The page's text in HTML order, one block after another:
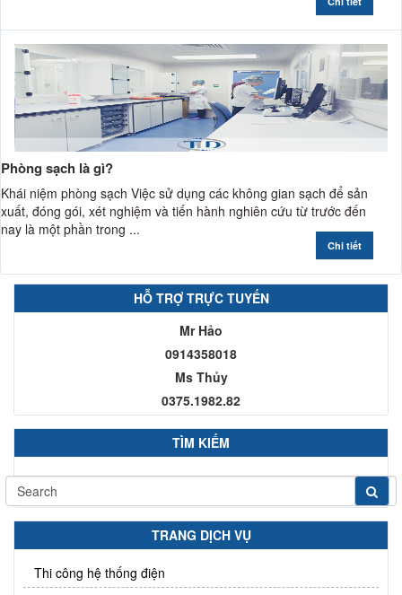
Phòng sạch là gì?
Khái niệm phòng sạch Việc sử dụng các không gian sạch để sản
xuất, đóng gói, xét nghiệm và tiến hành nghiên cứu từ trước đến
nay là một phần trong ...
Chi tiết
HỖ TRỢ TRỰC TUYẾN
Mr Hảo
0914358018
Ms Thủy
0375.1982.82
TÌM KIẾM
TRANG DỊCH VỤ
Thi công hệ thống điện